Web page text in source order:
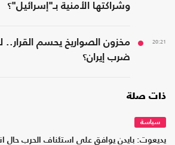
وشراكتها الأمنية بـ"إسرائيل"؟
20:21
مخزون الصواريخ يحسم القرار..
ضرب إيران؟
ذات صلة
سياسة
يديعوت: بايدن يوافق على استئناف الحرب حال